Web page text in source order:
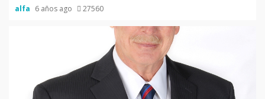
alfa 6 años ago 27560